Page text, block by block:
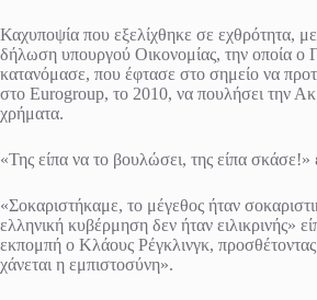
Καχυποψία που εξελίχθηκε σε εχθρότητα,
δήλωση υπουργού Οικονομίας, την οποία ο
κατανόμασε, που έφτασε στο σημείο να
στο Eurogroup, το 2010, να πουλήσει την
χρήματα.
«Της είπα να το βουλώσει, της είπα σκάσε!»
«Σοκαριστήκαμε, το μέγεθος ήταν
ελληνική κυβέρμηση δεν ήταν ειλικρινής»
εκπομπή ο Κλάους Ρέγκλινγκ, προσθέτοντας
χάνεται η εμπιστοσύνη».